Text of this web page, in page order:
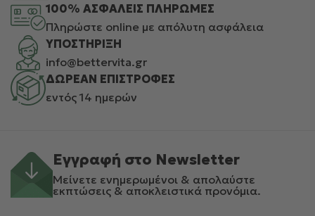
100% ΑΣΦΑΛΕΙΣ ΠΛΗΡΩΜΕΣ
Πληρώστε online με απόλυτη ασφάλεια
ΥΠΟΣΤΗΡΙΞΗ
info@bettervita.gr
ΔΩΡΕΑΝ ΕΠΙΣΤΡΟΦΕΣ
εντός 14 ημερών
Εγγραφή στο Newsletter
Μείνετε ενημερωμένοι & απολαύστε
εκπτώσεις & αποκλειστικά προνόμια.